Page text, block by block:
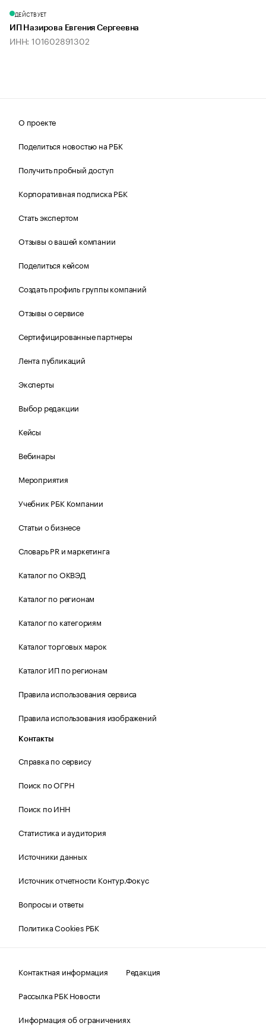
ДЕЙСТВУЕТ
ИП Назирова Евгения Сергеевна
ИНН: 101602891302
О проекте
Поделиться новостью на РБК
Получить пробный доступ
Корпоративная подписка РБК
Стать экспертом
Отзывы о вашей компании
Поделиться кейсом
Создать профиль группы компаний
Отзывы о сервисе
Сертифицированные партнеры
Лента публикаций
Эксперты
Выбор редакции
Кейсы
Вебинары
Мероприятия
Учебник РБК Компании
Статьи о бизнесе
Словарь PR и маркетинга
Каталог по ОКВЭД
Каталог по регионам
Каталог по категориям
Каталог торговых марок
Каталог ИП по регионам
Правила использования сервиса
Правила использования изображений
Контакты
Справка по сервису
Поиск по ОГРН
Поиск по ИНН
Статистика и аудитория
Источники данных
Источник отчетности Контур.Фокус
Вопросы и ответы
Политика Cookies РБК
Контактная информация
Редакция
Рассылка РБК Новости
Информация об ограничениях